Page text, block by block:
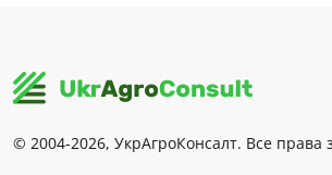
© 2004-2026, УкрАгроКонсалт. Все